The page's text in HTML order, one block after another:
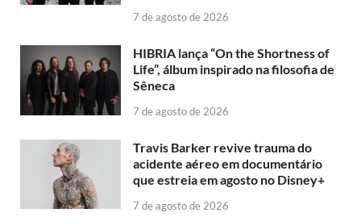
7 de agosto de 2026
HIBRIA lança “On the Shortness of
Life”, álbum inspirado na filosofia de
Sêneca
7 de agosto de 2026
Travis Barker revive trauma do
acidente aéreo em documentário
que estreia em agosto no Disney+
7 de agosto de 2026